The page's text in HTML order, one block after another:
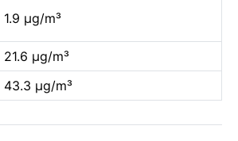
1.9 µg/m³
21.6 µg/m³
43.3 µg/m³